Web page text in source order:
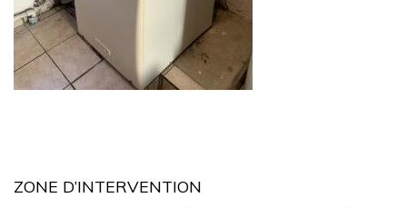
ZONE D’INTERVENTION